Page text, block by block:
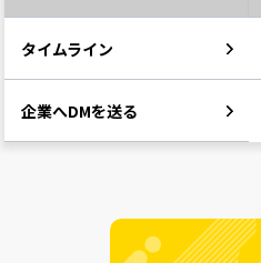
タイムライン
企業へDMを送る